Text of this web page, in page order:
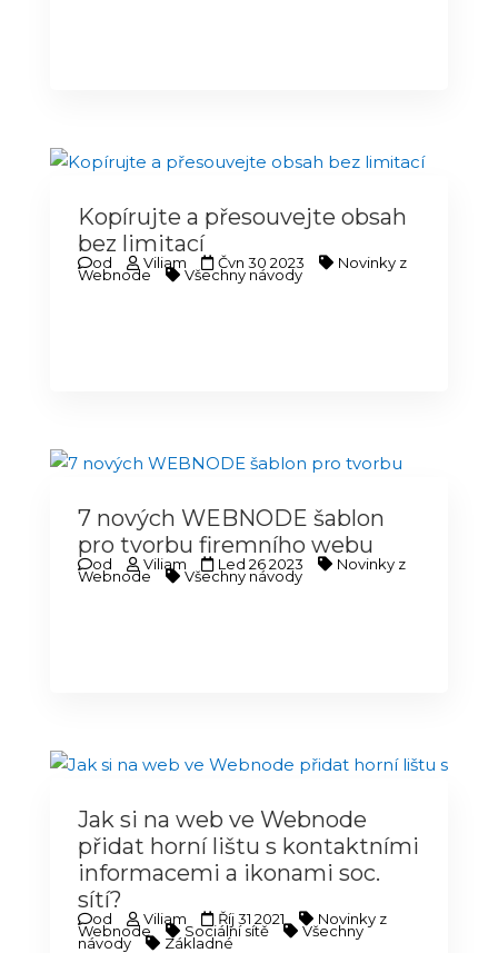
Kopírujte a přesouvejte obsah
bez limitací
od Viliam Čvn 30 2023 Novinky z
Webnode Všechny návody
7 nových WEBNODE šablon
pro tvorbu firemního webu
od Viliam Led 26 2023 Novinky z
Webnode Všechny návody
Jak si na web ve Webnode
přidat horní lištu s kontaktními
informacemi a ikonami soc.
sítí?
od Viliam Říj 31 2021 Novinky z
Webnode Sociální sítě Všechny
návody Základné